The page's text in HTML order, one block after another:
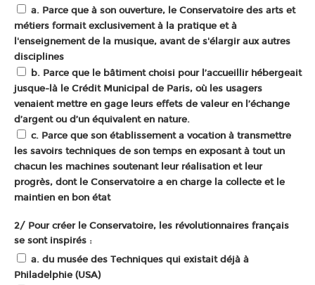
a. Parce que à son ouverture, le Conservatoire des arts et
métiers formait exclusivement à la pratique et à
l'enseignement de la musique, avant de s'élargir aux autres
disciplines
b. Parce que le bâtiment choisi pour l’accueillir hébergeait
jusque-là le Crédit Municipal de Paris, où les usagers
venaient mettre en gage leurs effets de valeur en l’échange
d’argent ou d’un équivalent en nature.
c. Parce que son établissement a vocation à transmettre
les savoirs techniques de son temps en exposant à tout un
chacun les machines soutenant leur réalisation et leur
progrès, dont le Conservatoire a en charge la collecte et le
maintien en bon état
2/ Pour créer le Conservatoire, les révolutionnaires français
se sont inspirés :
a. du musée des Techniques qui existait déjà à
Philadelphie (USA)